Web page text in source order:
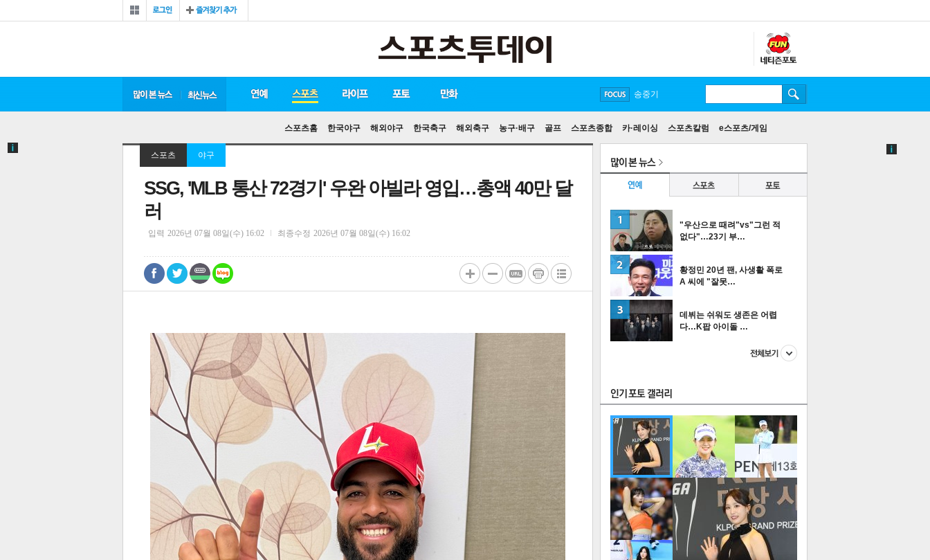
로그 즐겨찾기
많이 본 뉴스 최신 뉴스 스포츠
스포츠홈 한국야구 해외야구 한국축구 해외축구 농구·배구 골프 스포츠종합 카·레이싱 스포츠칼럼 e스포츠/게임
라이프 포토
FOCUS
방탄소년단
손흥민
유아인
송중기
스포츠 야구
SSG, 'MLB 통산 72경기' 우완 아빌라 영입…총액 40만 달
러
입력 2026년 07월 08일(수) 16:02 최종수정 2026년 07월 08일(수) 16:02
0
많이 본 뉴스
연예
스포츠 포토
"우산으로 때려"vs"그런 적
없다"…23기 부…
황정민 20년 팬, 사생활 폭로
A 씨에 "잘못…
데뷔는 쉬워도 생존은 어렵
다…K팝 아이돌 …